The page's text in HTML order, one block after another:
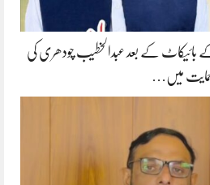
کے بائیکاٹ کے بعد عبدالخطیب چودھری کی
میں…